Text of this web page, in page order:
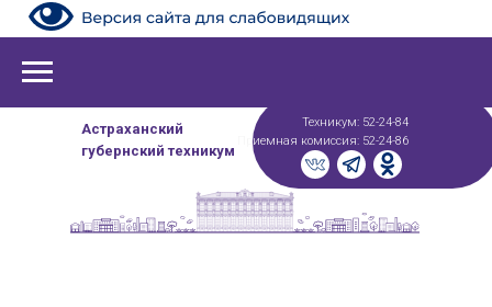
Астраханский
губернский техникум
Техникум: 52-24-84
Приемная комиссия: 52-24-86